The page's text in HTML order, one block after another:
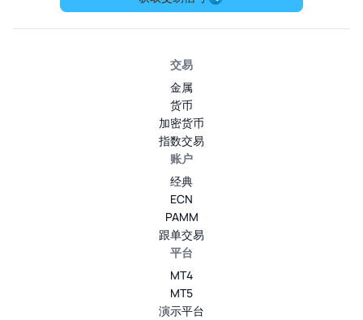
交易
金属
货币
加密货币
指数交易
账户
经典
ECN
PAMM
跟单交易
平台
MT4
MT5
演示平台